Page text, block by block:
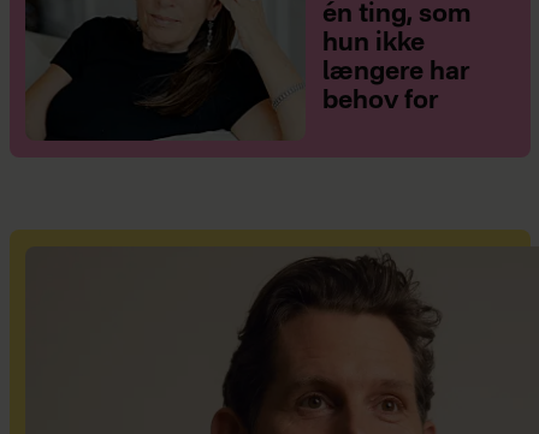
én ting, som
hun ikke
længere har
behov for